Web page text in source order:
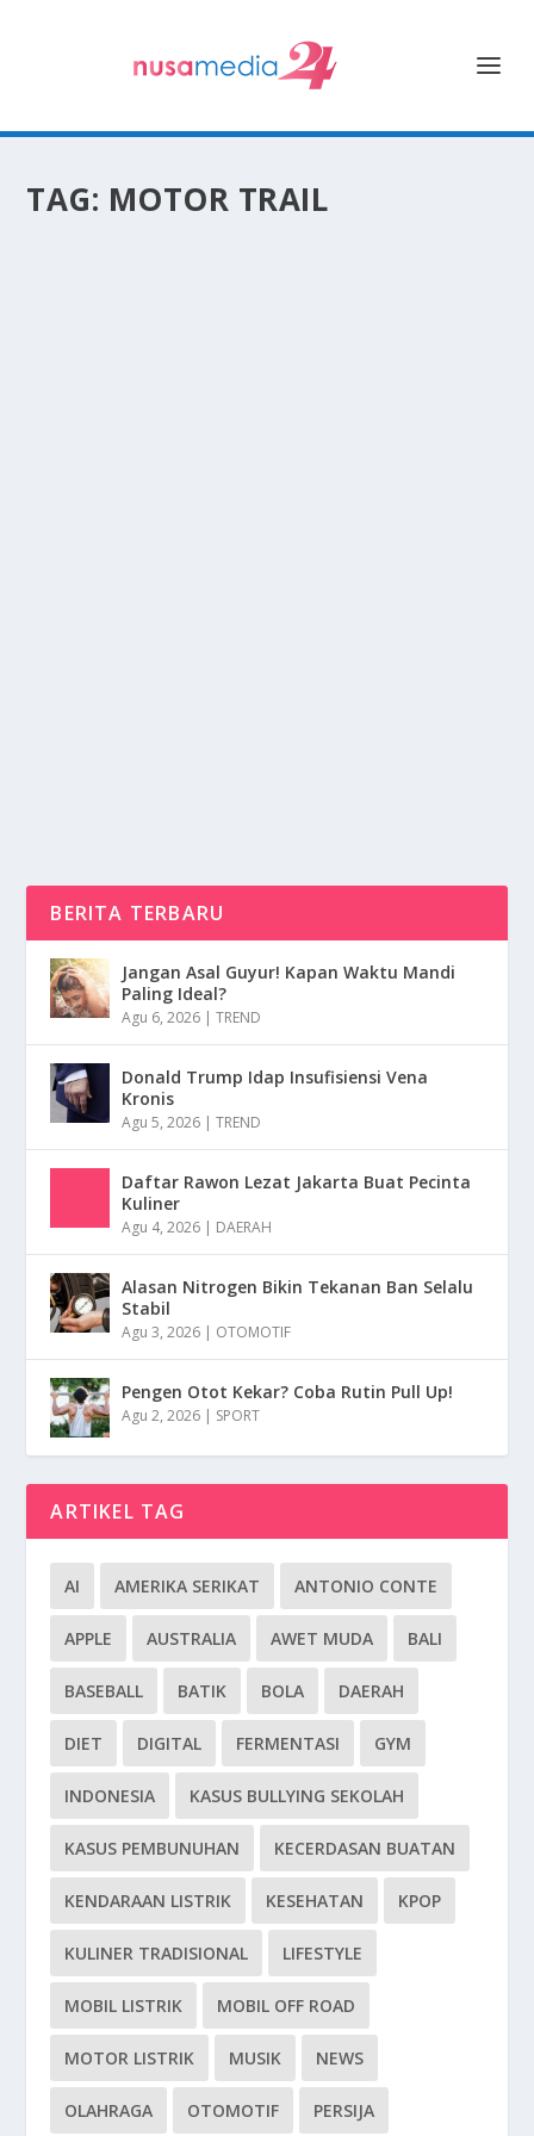
TAG: MOTOR TRAIL
BERITA TERBARU
Jangan Asal Guyur! Kapan Waktu Mandi
Paling Ideal?
Agu 6, 2026 |TREND
Donald Trump Idap Insufisiensi Vena
Kronis
Agu 5, 2026 |TREND
Daftar Rawon Lezat Jakarta Buat Pecinta
Kuliner
Agu 4, 2026 | DAERAH
Alasan Nitrogen Bikin Tekanan Ban Selalu
Stabil
Agu 3, 2026 | OTOMOTIF
Pengen Otot Kekar? Coba Rutin Pull Up!
Agu 2, 2026 | SPORT
ARTIKEL TAG
AI AMERIKA SERIKAT ANTONIO CONTE
APPLE AUSTRALIA AWET MUDA BALI
BASEBALL BATIK BOLA DAERAH
DIET DIGITAL FERMENTASI GYM
INDONESIA KASUS BULLYING SEKOLAH
KASUS PEMBUNUHAN KECERDASAN BUATAN
KENDARAAN LISTRIK KESEHATAN KPOP
KULINER TRADISIONAL LIFESTYLE
MOBIL LISTRIK MOBIL OFF ROAD
MOTOR LISTRIK MUSIK NEWS
OLAHRAGA OTOMOTIF PERSIJA